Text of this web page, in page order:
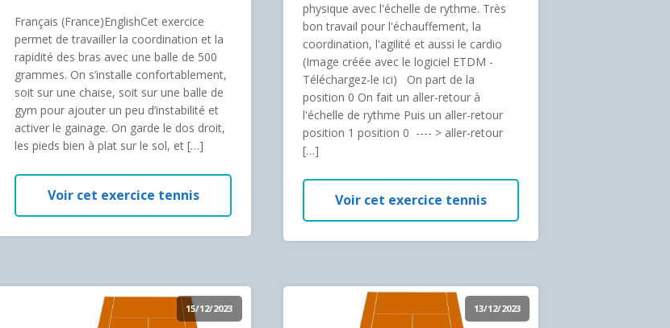
Français (France)EnglishCet exercice
permet de travailler la coordination et la
rapidité des bras avec une balle de 500
grammes. On s’installe confortablement,
soit sur une chaise, soit sur une balle de
gym pour ajouter un peu d’instabilité et
activer le gainage. On garde le dos droit,
les pieds bien à plat sur le sol, et […]
Voir cet exercice tennis
physique avec l'échelle de rythme. Très
bon travail pour l'échauffement, la
coordination, l'agilité et aussi le cardio
(Image créée avec le logiciel ETDM -
Téléchargez-le ici) On part de la
position 0 On fait un aller-retour à
l'échelle de rythme Puis un aller-retour
position 1 position 0 ---- > aller-retour
[…]
Voir cet exercice tennis
15/12/2023 13/12/2023